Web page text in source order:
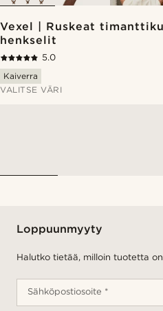
Vexel | Ruskeat
henkselit
5.0
Kaiverra
VALITSE VÄRI
Loppuunmyyty
Halutko tietää, milloin tuotetta
Sähköpostiosoite *